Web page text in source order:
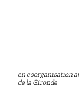
en coorganisation
de la Gironde